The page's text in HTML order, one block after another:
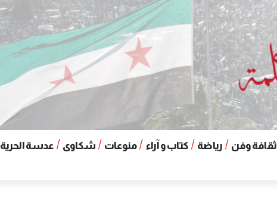
ثقافة وفن رياضة كتاب و آراء منوعات شكاوى عدسة الحرية